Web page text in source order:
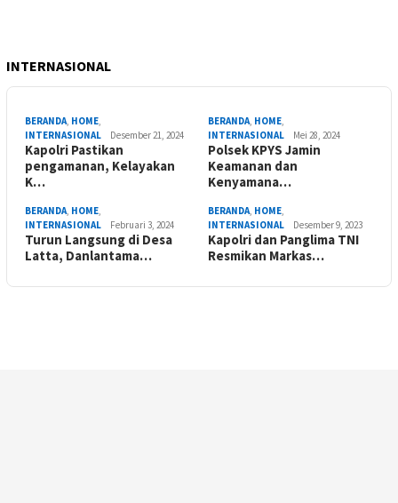
INTERNASIONAL
BERANDA, HOME,
INTERNASIONAL
Desember 21, 2024
Kapolri Pastikan
pengamanan, Kelayakan
K…
BERANDA, HOME,
INTERNASIONAL
Mei 28, 2024
Polsek KPYS Jamin
Keamanan dan
Kenyamana…
BERANDA, HOME,
INTERNASIONAL
Februari 3, 2024
Turun Langsung di Desa
Latta, Danlantama…
BERANDA, HOME,
INTERNASIONAL
Desember 9, 2023
Kapolri dan Panglima TNI
Resmikan Markas…